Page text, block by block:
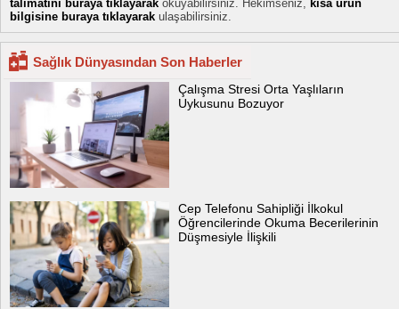
talimatını buraya tıklayarak okuyabilirsiniz. Hekimseniz,
kısa ürün
bilgisine buraya tıklayarak ulaşabilirsiniz.
Sağlık Dünyasından Son Haberler
Çalışma Stresi Orta Yaşlıların
Uykusunu Bozuyor
Cep Telefonu Sahipliği İlkokul
Öğrencilerinde Okuma Becerilerinin
Düşmesiyle İlişkili